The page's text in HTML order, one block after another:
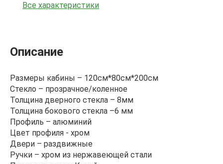
Все характеристики
Описание
Размеры кабины – 120см*80см*200см
Стекло – прозрачное/коленное
Толщина дверного стекла – 8мм
Толщина бокового стекла –6 мм
Профиль – алюминий
Цвет профиля - хром
Двери – раздвижные
Ручки – хром из нержавеющей стали